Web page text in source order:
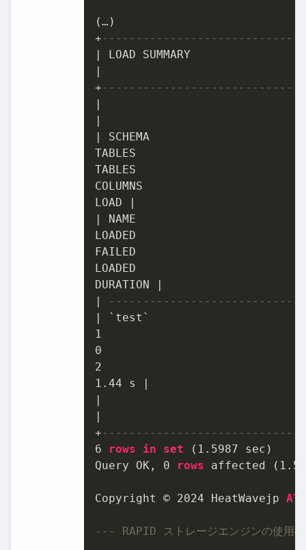
+
+
SCHEMA
TABLES
TABLES
COLUMNS
LOAD
NAME
LOADED
FAILED
LOADED
DURATION
1
0
2
1.44 s
+
6
rows in set ( 1.5987 sec)
Query OK, 0 rows affected (
Copyright © 2024 HeatWavejp All
--- RAPID ストレージエンジンの使用